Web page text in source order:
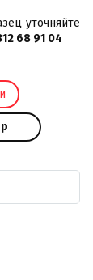
уточняйте
68 91 04